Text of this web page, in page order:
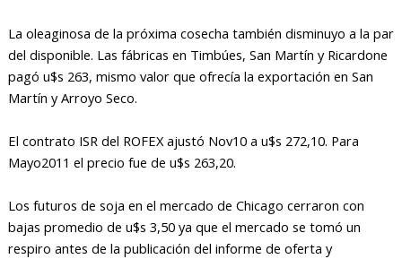
La oleaginosa de la próxima cosecha también disminuyo a la par
del disponible. Las fábricas en Timbúes, San Martín y Ricardone
pagó u$s 263, mismo valor que ofrecía la exportación en San
Martín y Arroyo Seco.
El contrato ISR del ROFEX ajustó Nov10 a u$s 272,10. Para
Mayo2011 el precio fue de u$s 263,20.
Los futuros de soja en el mercado de Chicago cerraron con
bajas promedio de u$s 3,50 ya que el mercado se tomó un
respiro antes de la publicación del informe de oferta y